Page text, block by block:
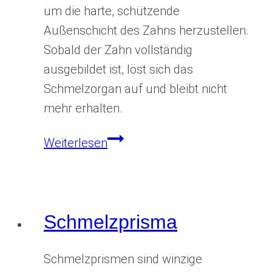
um die harte, schützende
Außenschicht des Zahns herzustellen.
Sobald der Zahn vollständig
ausgebildet ist, löst sich das
Schmelzorgan auf und bleibt nicht
mehr erhalten.
WeiterlesenSchmelzorgan
Schmelzprisma
Schmelzprismen sind winzige